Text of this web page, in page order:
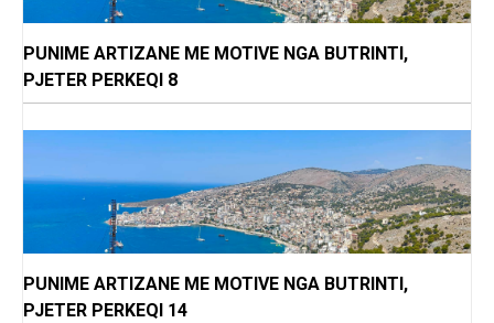
PUNIME ARTIZANE ME MOTIVE NGA BUTRINTI,
PJETER PERKEQI 8
PUNIME ARTIZANE ME MOTIVE NGA BUTRINTI,
PJETER PERKEQI 14